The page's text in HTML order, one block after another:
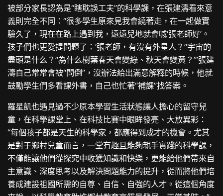
被部分家長認為是“瞎耽誤工夫”的科學課，在張建濤看來意
義則完全不同：“很多學生原來見我會繞著走，在一起做實
驗久了，現在在路上遇到我，遠遠兒地就會喊‘張老師好’。
孩子們也更愛提問題了：‘張老師，有沒有外星人？’‘宇宙的
盡頭是什么？’‘為什么樹葉春天會變綠、秋天會變黃？’”張建
濤自己常常會被“問倒”，沒辦法給出滿意解釋的時候，他就
鼓勵學生們多看課外書，自己也忙著“補課”找答案。
羅星凱也遇見過不少原本學習生活狀態讓人擔心的留守兒
童，在科學課堂上、在科技比賽中眼眸發亮、大放異彩：
“每個孩子都是天生的科學家，都應得到成才的機會。尤其
是對于鄉村兒童而言，一堂有趣且能夠親手實踐的科學課，
不僅能讓他們從探究中收獲知識和快樂，更能給他們帶來自
主意識、深度思考以及解決問題能力的提升，從而將他們培
養成建設祖國所需的自尊、自信、自強的人才。從這個角度